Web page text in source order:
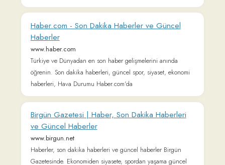
brødrene Grimm - 그림 동화 (한국어) 그림 형제 동화전집
- Fiabe dei Grimm (ITALIANO) Tutte le fiabe dei fratelli Grimm
- Contes de Grimm (FRANÇAIS) Tous les contes des frères
Grimm - Γκριμ Παραμύθια (ΕΛΛΗΝΙΚΆ) Τα παραμύθια
των αδελφών Γκριμ - Truyện cổ Grimm (TIẾNG VIỆT)
(РУССКИЙ) Все сказки братьев Гримм - Grimm Masalları
(TÜRKÇE) Grimm Kardeşler tüm peri masalları - 格林童話 (中
文) 儿童与家庭童话集 - Sprookjes van Grimm
(NEDERLANDS) Alle sprookjes van de gebroeders Grimm - グ
Baśnie braci Grimm (POLSKI) Wszystkie bajki braci Grimm -
Grimmin sadut (SUOMI) Kaikki satuja Grimmin veljesten -
Казки братів Грімм (УКРАЇНСЬКА) Повний збірник казок
братів Грімм - Poveşti de Grimm (ROMÂNĂ) Toate basmele
fraților Grimm - Contos de Grimm (PORTUGUÊS) Todos os